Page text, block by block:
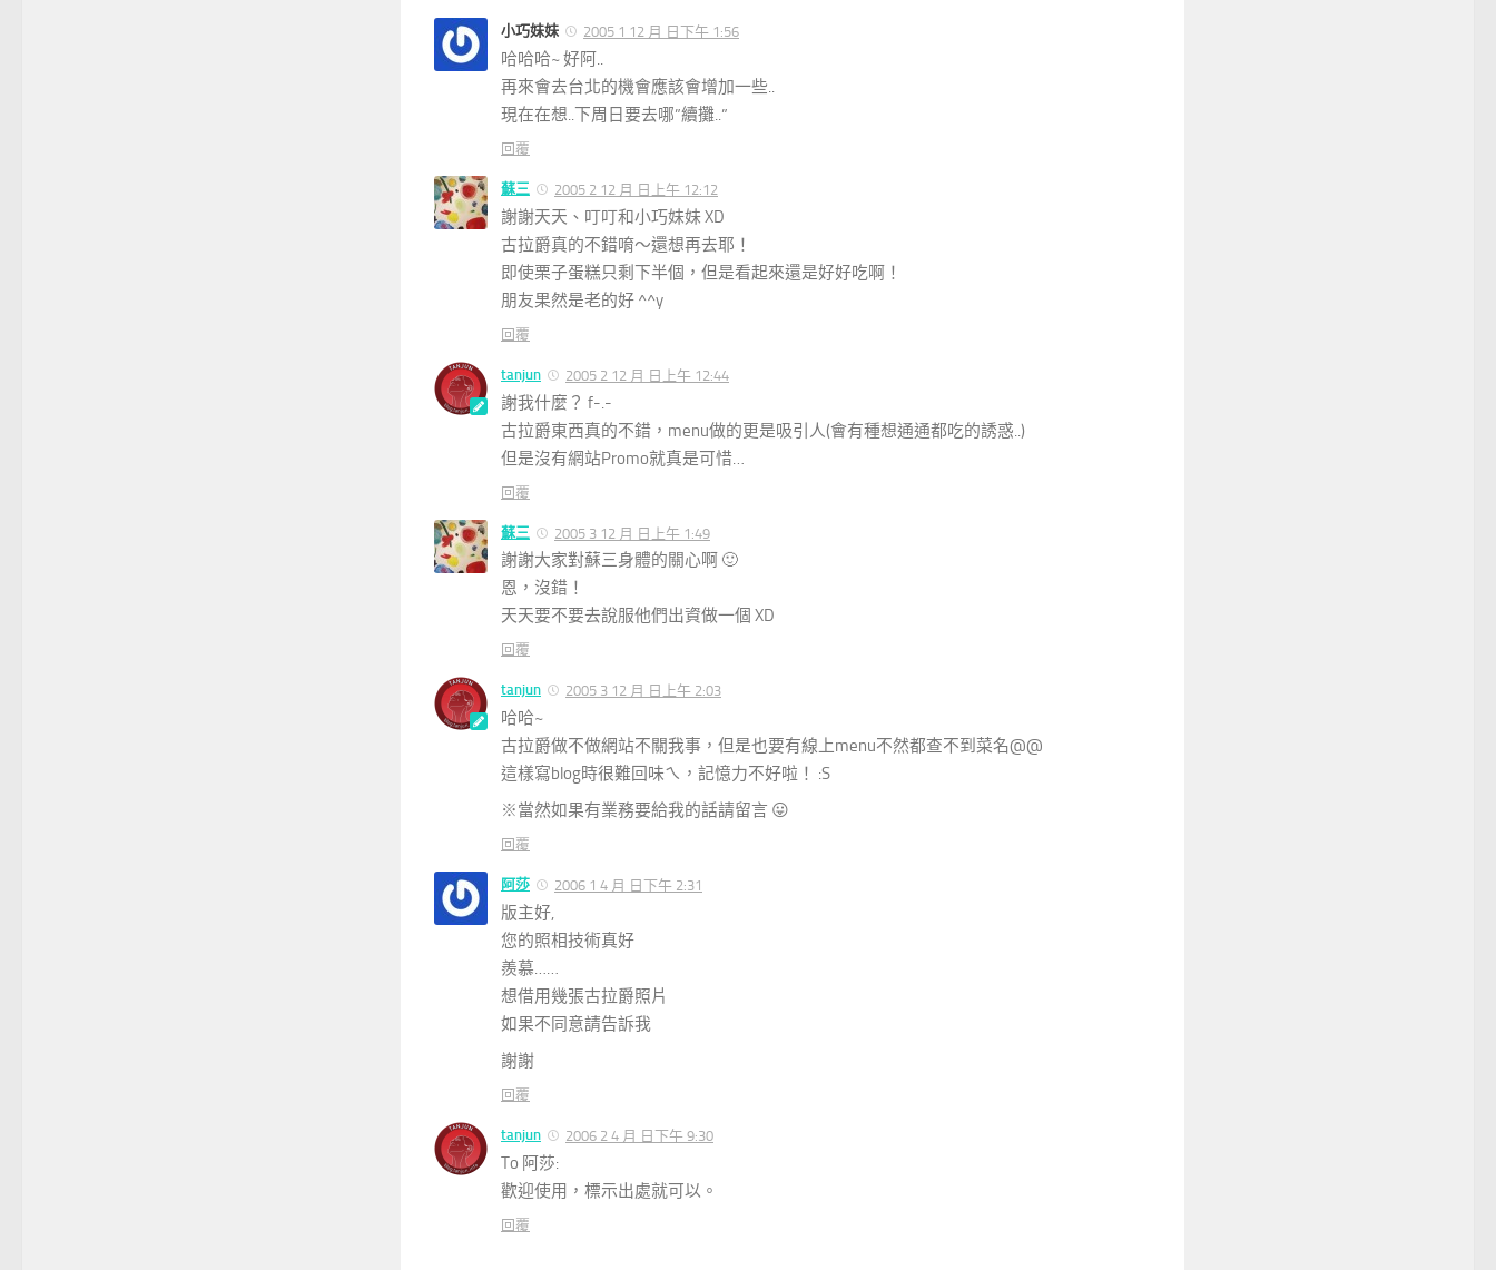
小巧妹妹 2005 1 12 月 日下午 1:56
哈哈哈~ 好阿..
再來會去台北的機會應該會增加一些..
現在在想..下周日要去哪”續攤..”
回覆
蘇三 2005 2 12 月 日上午 12:12
謝謝天天、叮叮和小巧妹妹 XD
古拉爵真的不錯唷～還想再去耶！
即使栗子蛋糕只剩下半個，但是看起來還是好好吃啊！
朋友果然是老的好 ^^y
回覆
tanjun 2005 2 12 月 日上午 12:44
謝我什麼？ f-.-
古拉爵東西真的不錯，menu做的更是吸引人(會有種想通通都吃的誘惑..)
但是沒有網站Promo就真是可惜…
回覆
蘇三 2005 3 12 月 日上午 1:49
謝謝大家對蘇三身體的關心啊 🙂
恩，沒錯！
天天要不要去說服他們出資做一個 XD
回覆
tanjun 2005 3 12 月 日上午 2:03
哈哈~
古拉爵做不做網站不關我事，但是也要有線上menu不然都查不到菜名@@
這樣寫blog時很難回味ㄟ，記憶力不好啦！ :S
※當然如果有業務要給我的話請留言 😛
回覆
阿莎 2006 1 4 月 日下午 2:31
版主好,
您的照相技術真好
羨慕……
想借用幾張古拉爵照片
如果不同意請告訴我
謝謝
回覆
tanjun 2006 2 4 月 日下午 9:30
To 阿莎:
歡迎使用，標示出處就可以。
回覆